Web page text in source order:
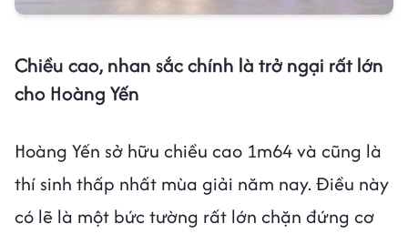
Chiều cao, nhan sắc chính là trở ngại rất lớn
cho Hoàng Yến
Hoàng Yến sở hữu chiều cao 1m64 và cũng là
thí sinh thấp nhất mùa giải năm nay. Điều này
có lẽ là một bức tường rất lớn chặn đứng cơ